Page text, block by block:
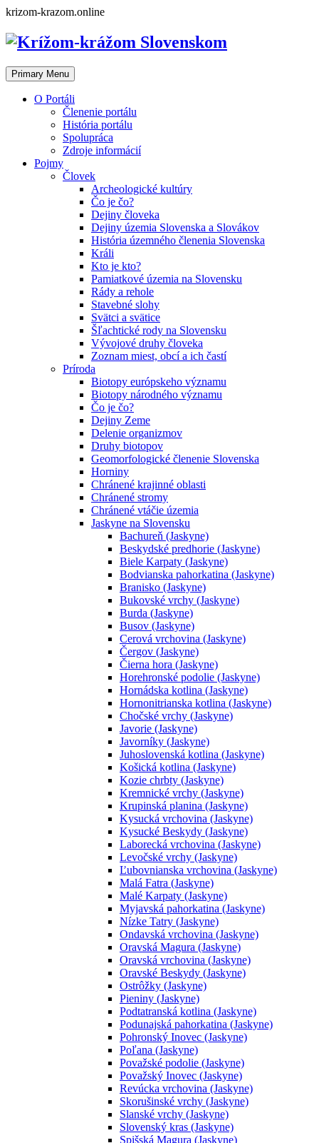
Skip
content
krizom-krazom.online
Primary Menu
O Portáli
Členenie portálu
História portálu
Spolupráca
Zdroje informácií
Pojmy
Človek
Archeologické kultúry
Čo je čo?
Dejiny človeka
Dejiny územia Slovenska a Slovákov
História územného členenia Slovenska
Králi
Kto je kto?
Pamiatkové územia na Slovensku
Rády a rehole
Stavebné slohy
Svätci a svätice
Šľachtické rody na Slovensku
Vývojové druhy človeka
Zoznam miest, obcí a ich častí
Príroda
Biotopy európskeho významu
Biotopy národného významu
Čo je čo?
Dejiny Zeme
Delenie organizmov
Druhy biotopov
Geomorfologické členenie Slovenska
Horniny
Chránené krajinné oblasti
Chránené stromy
Chránené vtáčie územia
Jaskyne na Slovensku
Bachureň (Jaskyne)
Beskydské predhorie (Jaskyne)
Biele Karpaty (Jaskyne)
Bodvianska pahorkatina (Jaskyne)
Branisko (Jaskyne)
Bukovské vrchy (Jaskyne)
Burda (Jaskyne)
Busov (Jaskyne)
Cerová vrchovina (Jaskyne)
Čergov (Jaskyne)
Čierna hora (Jaskyne)
Horehronské podolie (Jaskyne)
Hornádska kotlina (Jaskyne)
Hornonitrianska kotlina (Jaskyne)
Chočské vrchy (Jaskyne)
Javorie (Jaskyne)
Javorníky (Jaskyne)
Juhoslovenská kotlina (Jaskyne)
Košická kotlina (Jaskyne)
Kozie chrbty (Jaskyne)
Kremnické vrchy (Jaskyne)
Krupinská planina (Jaskyne)
Kysucká vrchovina (Jaskyne)
Kysucké Beskydy (Jaskyne)
Laborecká vrchovina (Jaskyne)
Levočské vrchy (Jaskyne)
Ľubovnianska vrchovina (Jaskyne)
Malá Fatra (Jaskyne)
Malé Karpaty (Jaskyne)
Myjavská pahorkatina (Jaskyne)
Nízke Tatry (Jaskyne)
Ondavská vrchovina (Jaskyne)
Oravská Magura (Jaskyne)
Oravská vrchovina (Jaskyne)
Oravské Beskydy (Jaskyne)
Ostrôžky (Jaskyne)
Pieniny (Jaskyne)
Podtatranská kotlina (Jaskyne)
Podunajská pahorkatina (Jaskyne)
Pohronský Inovec (Jaskyne)
Poľana (Jaskyne)
Považské podolie (Jaskyne)
Považský Inovec (Jaskyne)
Revúcka vrchovina (Jaskyne)
Skorušinské vrchy (Jaskyne)
Slanské vrchy (Jaskyne)
Slovenský kras (Jaskyne)
Spišská Magura (Jaskyne)